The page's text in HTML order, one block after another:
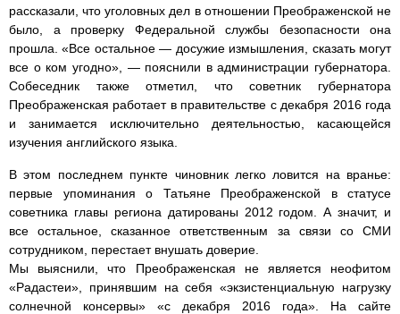
рассказали, что уголовных дел в отношении Преображенской не
было, а проверку Федеральной службы безопасности она
прошла. «Все остальное — досужие измышления, сказать могут
все о ком угодно», — пояснили в администрации губернатора.
Собеседник также отметил, что советник губернатора
Преображенская работает в правительстве с декабря 2016 года
и занимается исключительно деятельностью, касающейся
изучения английского языка.
В этом последнем пункте чиновник легко ловится на вранье:
первые упоминания о Татьяне Преображенской в статусе
советника главы региона датированы 2012 годом. А значит, и
все остальное, сказанное ответственным за связи со СМИ
сотрудником, перестает внушать доверие.
Мы выяснили, что Преображенская не является неофитом
«Радастеи», принявшим на себя «экзистенциальную нагрузку
солнечной консервы» «с декабря 2016 года». На сайте